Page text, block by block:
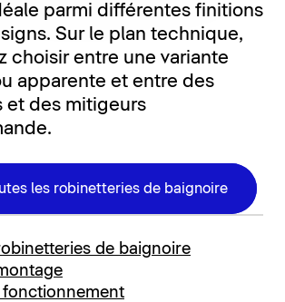
parmi différentes finitions
Sur le plan technique,
choisir entre une variante
apparente et entre des
et des mitigeurs
les robinetteries de baignoire
de baignoire
fonctionnement